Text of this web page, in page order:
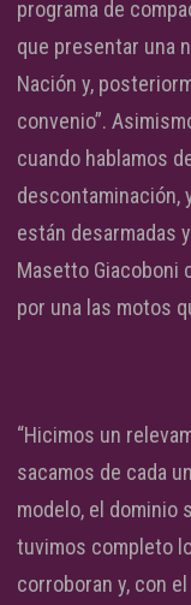
programa de
que presentar una
Nación y,
convenio”.
cuando hablamos
descontaminación,
están desarmadas
Masetto Giacoboni
por una las motos
“Hicimos un
sacamos de cada
modelo, el dominio
tuvimos completo
corroboran y, con